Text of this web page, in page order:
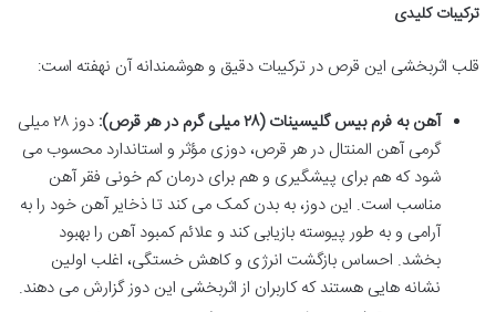
ترکیبات کلیدی
قلب اثربخشی این قرص در ترکیبات دقیق و هوشمندانه آن نهفته است:
آهن به فرم بیس گلیسینات (۲۸ میلی گرم در هر قرص):
دوز ۲۸ میلی
گرمی آهن المنتال در هر قرص، دوزی مؤثر و استاندارد محسوب می
شود که هم برای پیشگیری و هم برای درمان کم خونی فقر آهن
مناسب است. این دوز، به بدن کمک می کند تا ذخایر آهن خود را به
آرامی و به طور پیوسته بازیابی کند و علائم کمبود آهن را بهبود
بخشد. احساس بازگشت انرژی و کاهش خستگی، اغلب اولین
نشانه هایی هستند که کاربران از اثربخشی این دوز گزارش می دهند.